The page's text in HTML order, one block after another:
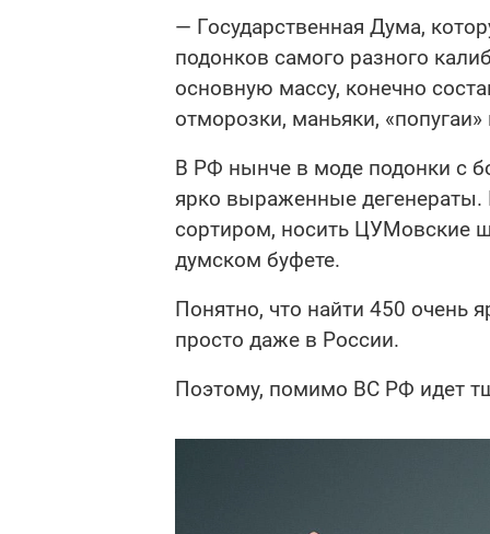
— Государственная Дума,
подонков самого разного
основную массу, конечно
отморозки, маньяки,
В РФ нынче в моде подонки с
ярко выраженные дегенераты.
сортиром, носить ЦУМовские
думском буфете.
Понятно, что найти 450 очень
просто даже в России.
Поэтому, помимо ВС РФ идет